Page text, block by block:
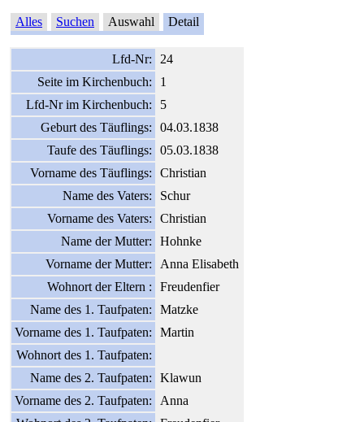
Alles Suchen Auswahl Detail
Lfd-Nr:
24
Seite im Kirchenbuch:
1
Lfd-Nr im Kirchenbuch:
5
Geburt des Täuflings:
04.03.1838
Taufe des Täuflings:
05.03.1838
Vorname des Täuflings:
Christian
Name des Vaters:
Schur
Vorname des Vaters:
Christian
Name der Mutter:
Hohnke
Vorname der Mutter:
Anna Elisabeth
Wohnort der Eltern :
Freudenfier
Name des 1. Taufpaten:
Matzke
Vorname des 1. Taufpaten:
Martin
Wohnort des 1. Taufpaten:
Name des 2. Taufpaten:
Klawun
Vorname des 2. Taufpaten:
Anna